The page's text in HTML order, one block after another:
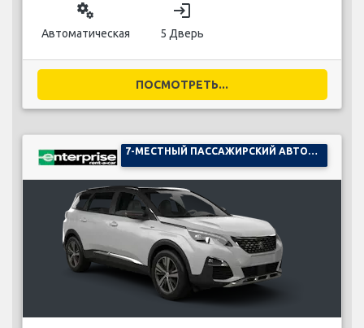
miscellaneous_services
Автоматическая
login
5 Дверь
ПОСМОТРЕТЬ...